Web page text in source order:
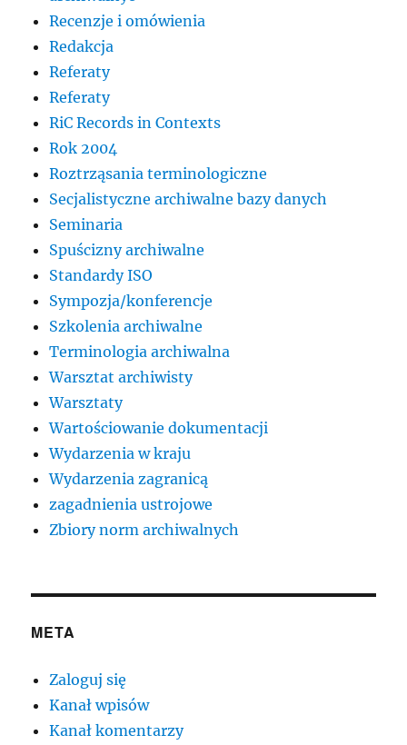
Recenzje i omówienia
Redakcja
Referaty
Referaty
RiC Records in Contexts
Rok 2004
Roztrząsania terminologiczne
Secjalistyczne archiwalne bazy danych
Seminaria
Spuścizny archiwalne
Standardy ISO
Sympozja/konferencje
Szkolenia archiwalne
Terminologia archiwalna
Warsztat archiwisty
Warsztaty
Wartościowanie dokumentacji
Wydarzenia w kraju
Wydarzenia zagranicą
zagadnienia ustrojowe
Zbiory norm archiwalnych
META
Zaloguj się
Kanał wpisów
Kanał komentarzy